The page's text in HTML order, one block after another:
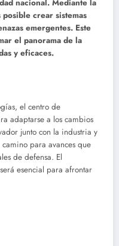
nacional. Mediante la
crear sistemas
emergentes. Este
el panorama de la
y eficaces.
el centro de
adaptarse a los cambios
junto con la industria y
para avances que
de defensa. El
esencial para afrontar